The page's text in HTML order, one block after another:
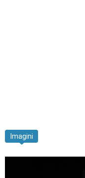
Imagini